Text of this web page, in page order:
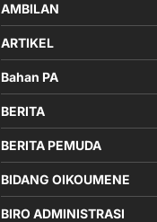
AMBILAN
ARTIKEL
Bahan PA
BERITA
BERITA PEMUDA
BIDANG OIKOUMENE
BIRO ADMINISTRASI